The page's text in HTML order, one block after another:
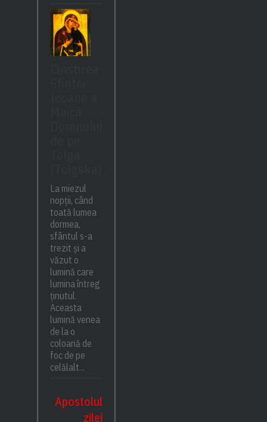
La miezul
nopții, când
toată lumea
dormea,
sfântul s-a
trezit și a
văzut o
lumină care
lumina întreg
ținutul.
Aceasta
lumină venea
de la o
coloană de
foc de pe
celălalt...
Apostolul
zilei